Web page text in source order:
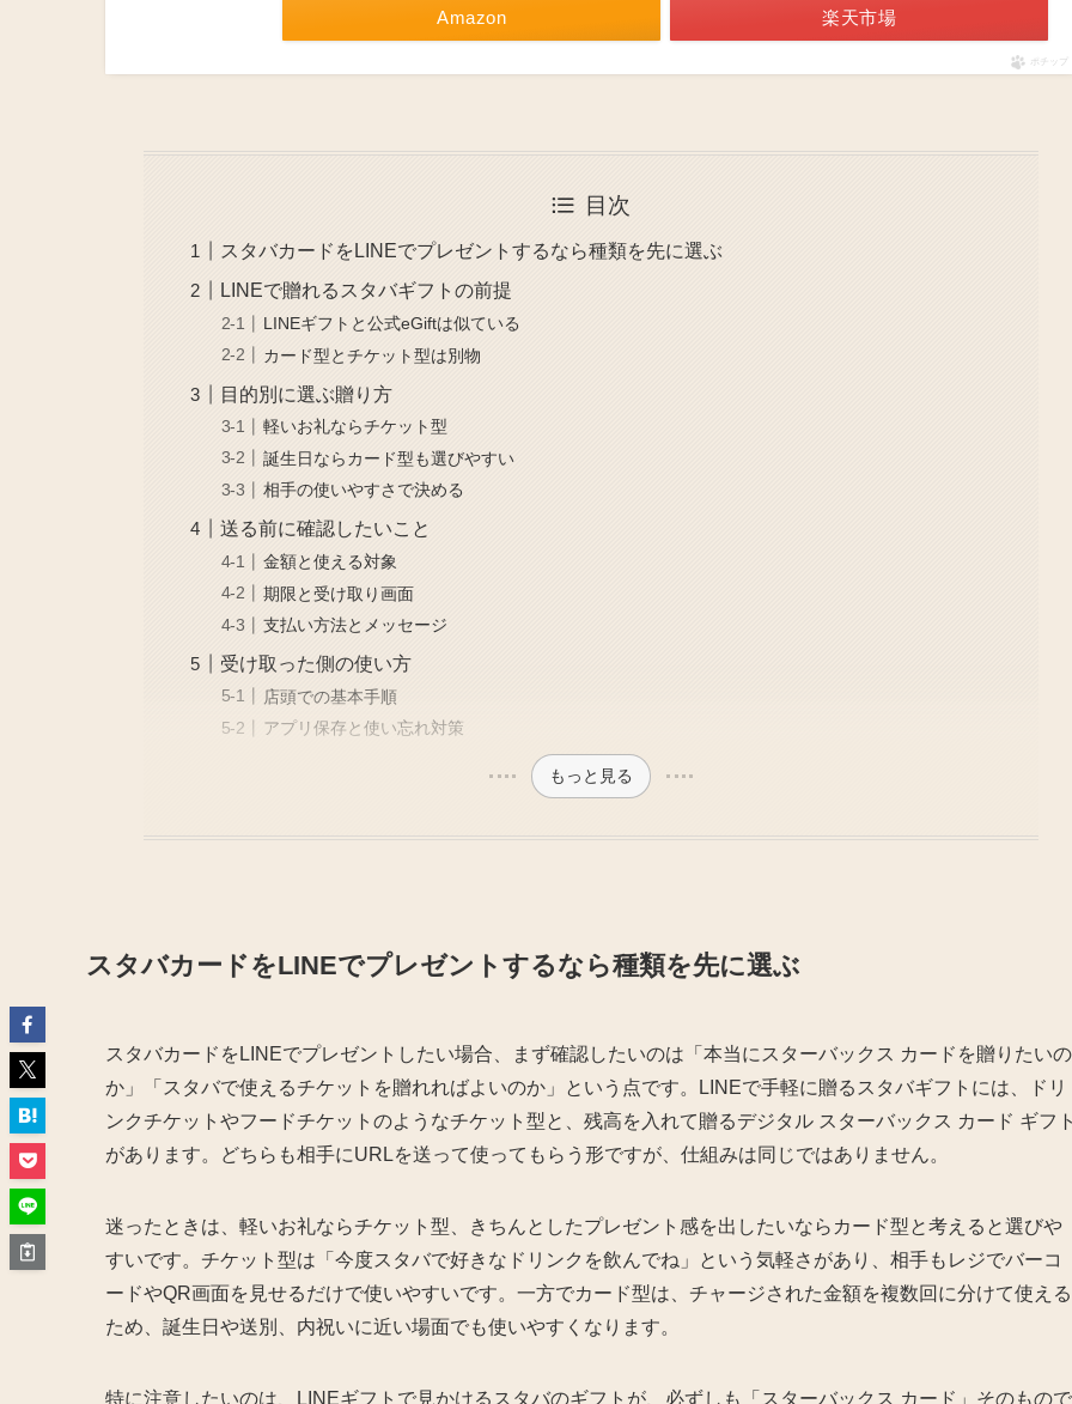
Amazon 楽天市場
ポチップ
目次
スタバカードをLINEでプレゼントするなら種類を先に選ぶ
LINEで贈れるスタバギフトの前提
LINEギフトと公式eGiftは似ている
カード型とチケット型は別物
目的別に選ぶ贈り方
軽いお礼ならチケット型
誕生日ならカード型も選びやすい
相手の使いやすさで決める
送る前に確認したいこと
金額と使える対象
期限と受け取り画面
支払い方法とメッセージ
受け取った側の使い方
店頭での基本手順
アプリ保存と使い忘れ対策
もっと見る
スタバカードをLINEでプレゼントするなら種類を先に選ぶ
スタバカードをLINEでプレゼントしたい場合、まず確認したいのは「本当にスターバックス カードを贈りたいの
か」「スタバで使えるチケットを贈れればよいのか」という点です。LINEで手軽に贈るスタバギフトには、ドリ
ンクチケットやフードチケットのようなチケット型と、残高を入れて贈るデジタル スターバックス カード ギフ
があります。どちらも相手にURLを送って使ってもらう形ですが、仕組みは同じではありません。
迷ったときは、軽いお礼ならチケット型、きちんとしたプレゼント感を出したいならカード型と考えると選びや
すいです。チケット型は「今度スタバで好きなドリンクを飲んでね」という気軽さがあり、相手もレジでバーコ
ードやQR画面を見せるだけで使いやすいです。一方でカード型は、チャージされた金額を複数回に分けて使える
ため、誕生日や送別、内祝いに近い場面でも使いやすくなります。
特に注意したいのは、LINEギフトで見かけるスタバのギフトが、必ずしも「スターバックス カード」そのもので